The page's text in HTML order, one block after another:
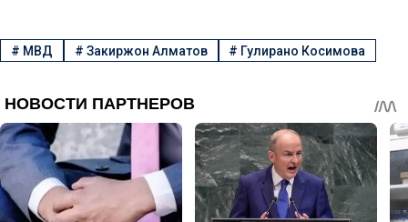
# МВД # Закиржон Алматов # Гулирано Косимова